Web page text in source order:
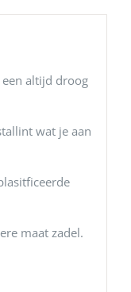
een altijd droog
wat je aan
maat zadel.